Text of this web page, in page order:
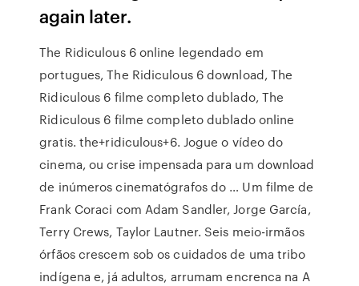
again later.
The Ridiculous 6 online legendado em
portugues, The Ridiculous 6 download, The
Ridiculous 6 filme completo dublado, The
Ridiculous 6 filme completo dublado online
gratis. the+ridiculous+6. Jogue o vídeo do
cinema, ou crise impensada para um download
de inúmeros cinematógrafos do … Um filme de
Frank Coraci com Adam Sandler, Jorge García,
Terry Crews, Taylor Lautner. Seis meio-irmãos
órfãos crescem sob os cuidados de uma tribo
indígena e, já adultos, arrumam encrenca na A